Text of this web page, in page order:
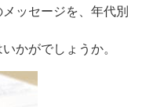
ッセージを、年代別
かがでしょうか。